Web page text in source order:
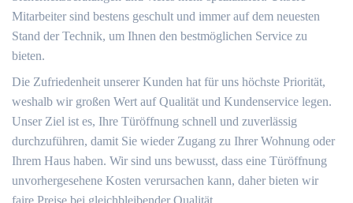
Mitarbeiter sind bestens geschult und immer auf dem neuesten
Stand der Technik, um Ihnen den bestmöglichen Service zu
bieten.
Die Zufriedenheit unserer Kunden hat für uns höchste Priorität,
weshalb wir großen Wert auf Qualität und Kundenservice legen.
Unser Ziel ist es, Ihre Türöffnung schnell und zuverlässig
durchzuführen, damit Sie wieder Zugang zu Ihrer Wohnung oder
Ihrem Haus haben. Wir sind uns bewusst, dass eine Türöffnung
unvorhergesehene Kosten verursachen kann, daher bieten wir
faire Preise bei gleichbleibender Qualität.